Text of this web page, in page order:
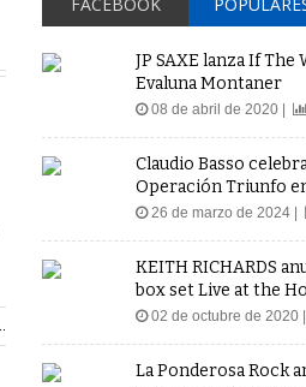
JP SAXE lanza If The
Evaluna Montaner
08 de abril de 2020 |
Claudio Basso
Operación Triunfo
26 de marzo de 2024 |
KEITH RICHARDS
box set Live at the
02 de octubre de 2020 |
La Ponderosa Rock